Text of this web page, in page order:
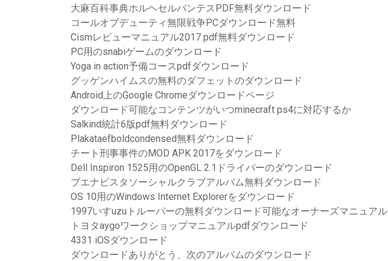
大麻百科事典ホルヘセルバンテスPDF無料ダウンロード
コールオブデューティ無限戦争PCダウンロード無料
Cismレビューマニュアル2017 pdf無料ダウンロード
PC用のsnabiゲームのダウンロード
Yoga in action予備コースpdfダウンロード
グッゲンハイムスの無料のダフェットのダウンロード
Android上のGoogle Chromeダウンロードページ
ダウンロード可能なコンテンツがいつminecraft ps4に対応するか
Salkind統計6版pdf無料ダウンロード
Plakataefboldcondensed無料ダウンロード
チート刑事事件のMOD APK 2017をダウンロード
Dell Inspiron 1525用のOpenGL 2.1ドライバーのダウンロード
ブエナビスタソ​​ーシャルクラブアルバム無料ダウンロード
OS 10用のWindows Internet Explorerをダウンロード
1997いすuzuトルーパーの無料ダウンロード可能なオーナーズマニュアル
トヨタaygoワークショップマニュアルpdfダウンロード
4331 iOSダウンロード
ダウンロードありがとう、次のアルバムのダウンロード